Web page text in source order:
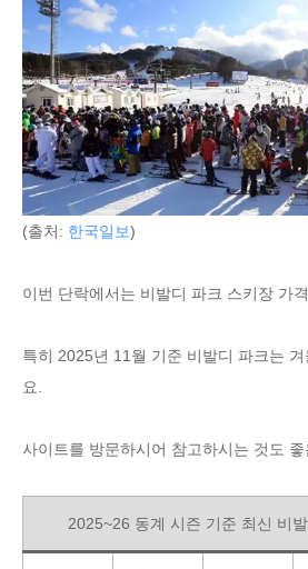
(출처: 한국일보)
이번 단락에서는 비발디 파크 스키장 가
특히 2025년 11월 기준 비발디 파크는
요.
사이트를 방문하시어 참고하시는 것도 좋
2025~26 동계 시즌 기준 최신 비